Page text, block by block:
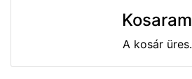
Kosaram
A kosár üres.